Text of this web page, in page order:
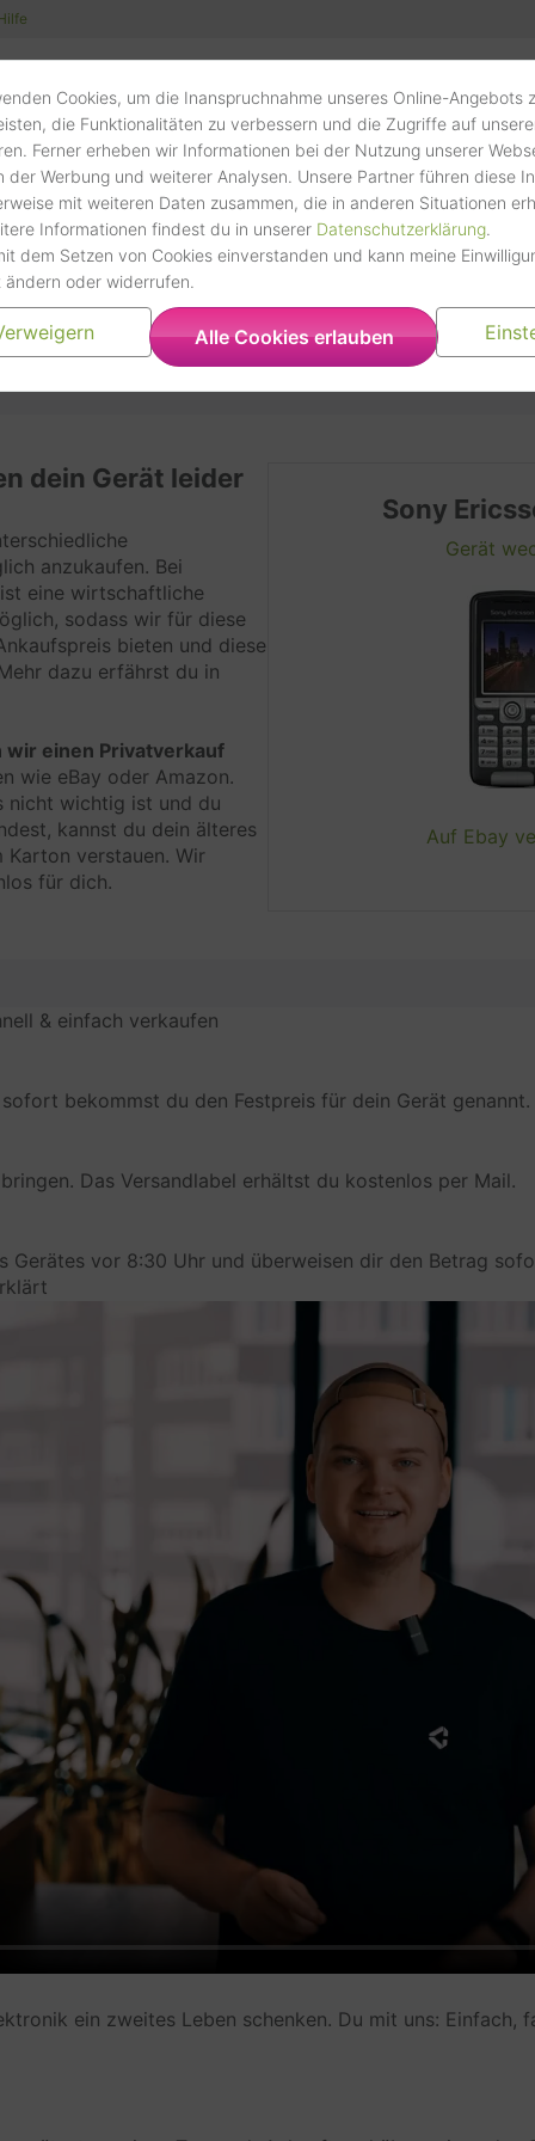
Kostenloser Versand ab 10 Euro
schnelle Auszahlung
dein Sony Ericsson
dein Gerät leider
anzukaufen. Bei
eine wirtschaftliche
sodass wir für diese
bieten und diese
dazu erfährst du in
wir einen Privatverkauf
wie eBay oder Amazon.
nicht wichtig ist und du
kannst du dein älteres
verstauen. Wir
für dich.
Sony
Gerät
Auf Ebay
& einfach verkaufen
bekommst du den Festpreis für dein Gerät genannt.
Das Versandlabel erhältst du kostenlos per Mail.
Gerätes vor 8:30 Uhr und überweisen dir den Betrag
ein zweites Leben schenken. Du mit uns: Einfach,
Volt Venture GmbH
Gustav-Stresemann-Weg 25
48155 Münster
Datenverarbeitungszwecke
Speicherung der Vormerkungen/Favoriten
Rechtsgrundlage
Art. 6 Abs. 1 lit. f
Weitere Informationen und Opt-Out
Klicke hier, um die Datenschutzbestimmungen des
Trustpilot
Verarbeitungsunternehmen
Trustpilot A/S, Pilestræde 58, 5, 1112 Kopenhagen,
Nr.:30276582
Datenverarbeitungszwecke
Empfehlungen
Genutzte Technologien
Nutzung dieses Dienstes gesammelt werden.
Übertragenes Datenvolumen
Datenattribute
Agent)
Ort der Verarbeitung
Aufbewahrungsfrist
Die Daten werden gelöscht, sobald sie nicht mehr
Verarbeitungszwecke benötigt werden.
Weitergabe an Drittländer
Weltweit
Datenempfänger
Trustpilot A/S
Datenschutzbeauftragter der
privacy@trustpilot.com
Weitere Informationen und Opt-Out
https://de.legal.trustpilot.com/for-reviewers/end-
Dient zur kurzfristigen Speicherung von Ziel-URLs
Cookies, um die Inanspruchnahme unseres Online-Angebots
die Funktionalitäten zu verbessern und die Zugriffe auf
Ferner erheben wir Informationen bei der Nutzung unserer
der Werbung und weiterer Analysen. Unsere Partner führen diese
mit weiteren Daten zusammen, die in anderen Situationen
Informationen findest du in unserer Datenschutzerklärung.
dem Setzen von Cookies einverstanden und kann meine
ändern oder widerrufen.
Alle Cookies erlauben